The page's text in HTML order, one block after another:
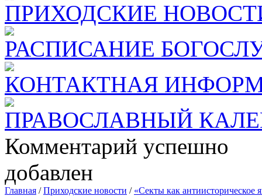
ПРИХОДСКИЕ
РАСПИСАНИЕ
КОНТАКТНАЯ
ПРАВОСЛАВНЫЙ
Комментарий успешно
добавлен
Главная /Приходские новости / «Секты как антиисторическое